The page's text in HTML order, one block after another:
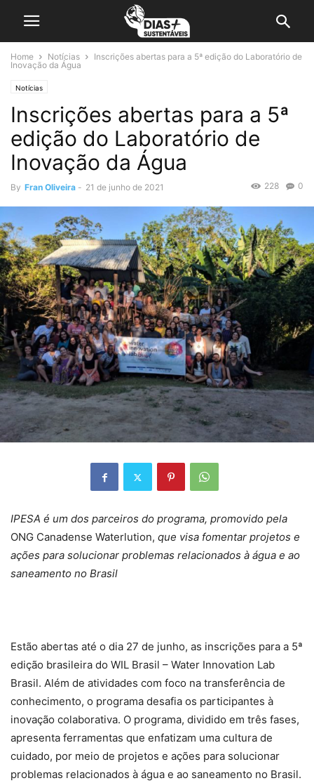
Home Notícias
Inscrições abertas para a 5ª edição do Laboratório de
Inovação da Água
Notícias
Inscrições abertas para a 5ª
edição do Laboratório de
Inovação da Água
By Fran Oliveira - 21 de junho de 2021 0
228
IPESA é um dos parceiros do programa, promovido pela
ONG Canadense Waterlution, que visa fomentar projetos e
ações para solucionar problemas relacionados à água e ao
saneamento no Brasil
Estão abertas até o dia 27 de junho, as inscrições para a 5ª
edição brasileira do WIL Brasil – Water Innovation Lab
Brasil. Além de atividades com foco na transferência de
conhecimento, o programa desafia os participantes à
inovação colaborativa. O programa, dividido em três fases,
apresenta ferramentas que enfatizam uma cultura de
cuidado, por meio de projetos e ações para solucionar
problemas relacionados à água e ao saneamento no Brasil.